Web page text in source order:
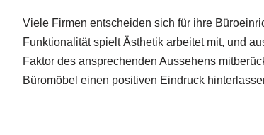
Viele Firmen entscheiden sich für ihre
Funktionalität spielt Ästhetik arbeitet mit, und
Faktor des ansprechenden Aussehens
Büromöbel einen positiven Eindruck